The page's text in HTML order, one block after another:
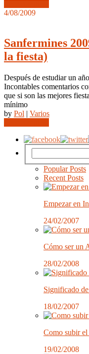
4/08/2009
Sanfermines
la fiesta)
Después de estudiar un
Incontables comentarios
que si son las mejores
mínimo
by Pol | Varios
Popular Posts
Recent Posts
Empezar en
24/02/2007
Cómo ser un
28/02/2008
Significado
18/02/2007
Como subir el
19/02/2008